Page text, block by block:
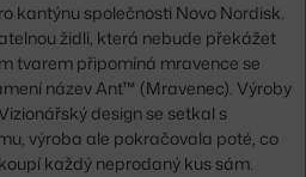
kantýnu společnosti Novo Nordisk.
židli, která nebude překážet
tvarem připomíná mravence se
název Ant™ (Mravenec). Výroby
design se setkal s
výroba ale pokračovala poté, co
každý neprodaný kus sám.